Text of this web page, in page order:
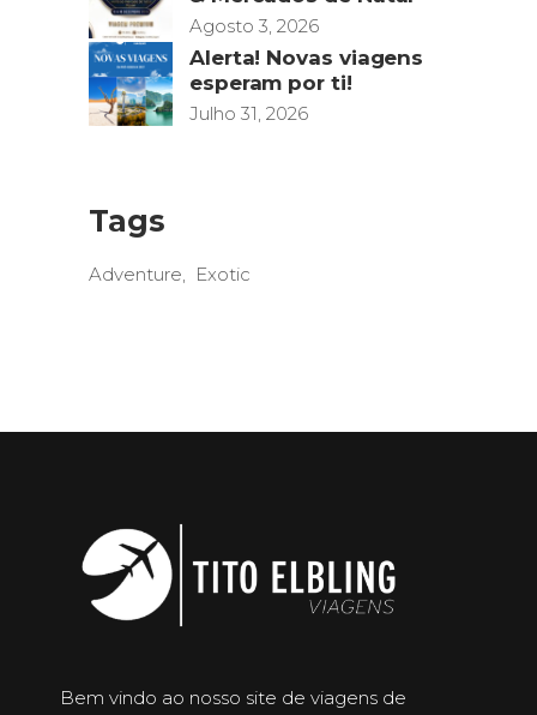
Agosto 3, 2026
Alerta! Novas viagens
esperam por ti!
Julho 31, 2026
Tags
Adventure Exotic
Bem vindo ao nosso site de viagens de